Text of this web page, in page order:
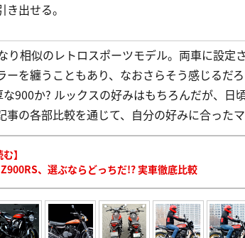
出せる。
り相似のレトロスポーツモデル。両車に設定
ーを纏うこともあり、なおさらそう感じるだ
900か? ルックスの好みはもちろんだが、日
事の各部比較を通じて、自分の好みに合った
】
、選ぶならどっちだ!? 実車徹底比較